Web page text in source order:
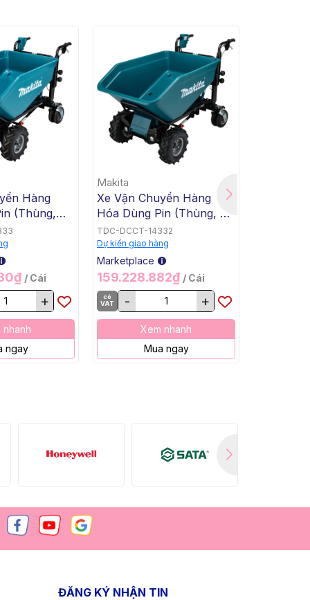
Hàng
(Thùng,
/ Cái
+
nhanh
ngay
Makita
Xe Vận Chuyển Hàng
Hóa Dùng Pin (Thùng, Tự
Động Nghiêng Đổ, BL,
18Vx2) Makita DCU602Z
TDC-DCCT-14332
Dự kiến giao hàng
Marketplace
159.228.882₫ / Cái
có
VAT
- +
Xem nhanh
Mua ngay
ĐĂNG KÝ NHẬN TIN